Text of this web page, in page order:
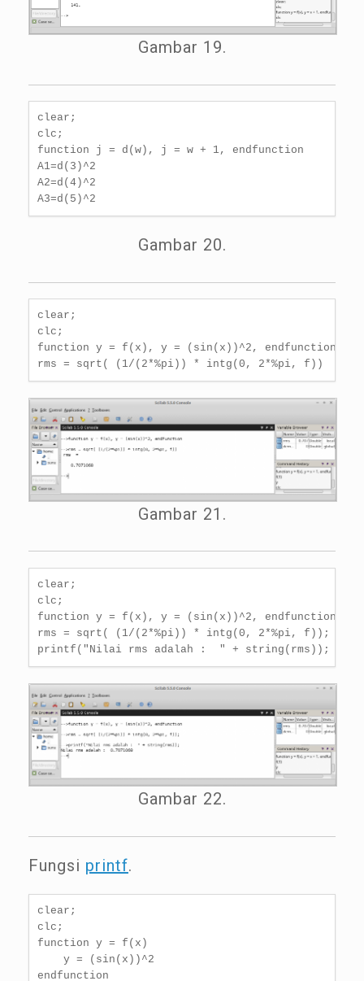
Gambar 19.
clear;
clc;
function j = d(w), j = w + 1, endfunction
A1=d(3)^2
A2=d(4)^2
A3=d(5)^2
Gambar 20.
clear;
clc;
function y = f(x), y = (sin(x))^2, endfunction
rms = sqrt( (1/(2*%pi)) * intg(0, 2*%pi, f))
Gambar 21.
clear;
clc;
function y = f(x), y = (sin(x))^2, endfunction
rms = sqrt( (1/(2*%pi)) * intg(0, 2*%pi, f));
printf("Nilai rms adalah :  " + string(rms));
Gambar 22.
Fungsi printf.
clear;
clc;
function y = f(x)
    y = (sin(x))^2
endfunction